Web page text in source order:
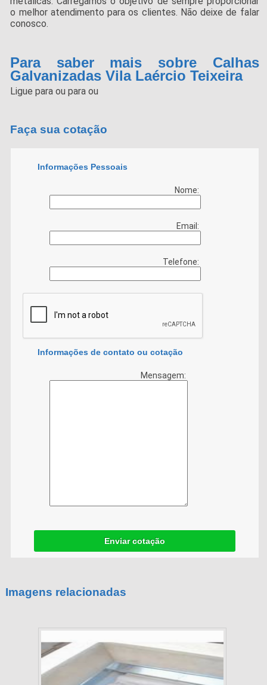
o melhor atendimento para os clientes. Não deixe de falar
conosco.
Para saber mais sobre Calhas
Galvanizadas Vila Laércio Teixeira
Ligue paraou paraou
Faça sua cotação
Informações Pessoais
Nome:
Email:
Telefone:
Informações de contato ou cotação
Mensagem:
Enviar cotação
Imagens relacionadas